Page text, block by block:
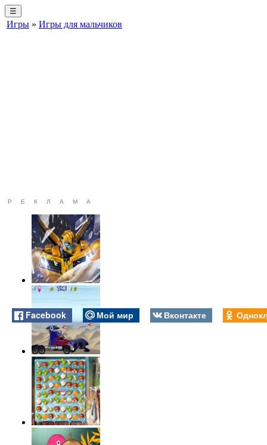
☰
Игры » Игры для мальчиков
РЕКЛАМА
Facebook Мой мир Вконтакте